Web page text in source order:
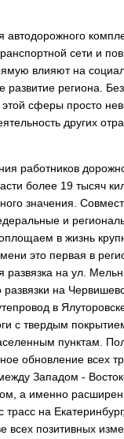
автодорожного
сети и
влияют на
развитие региона. Без
этой сферы просто
других
работников
более 19 тысяч
значения.
и
в жизнь
это первая в
развязка на ул.
развязки на
в
с твердым
пунктам.
обновление всех
Западом -
а именно
трасс на
всех позитивных